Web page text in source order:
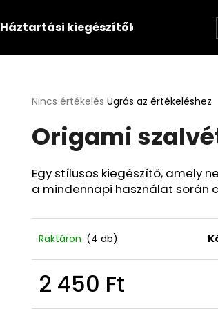
Háztartási kiegészítők ÁSZF
A
átlagos
értékelése
ből
0,0
csillag.
Nincs értékelés Ugrás az értékeléshez
Origami
Egy stílusos kiegészítő, amely
a mindennapi használat során
Raktáron (4 db)
2 450 Ft
KERESÉS